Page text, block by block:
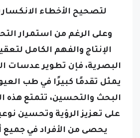
وعلى الرغم من استمرار
الإنتاج والفهم الكامل
البصرية، فإن تطوير عدسات
يمثل تقدمًا كبيرًا في طب
البحث والتحسين، تتمتع هذه
على تعزيز الرؤية وتحسين
يحصى من الأفراد في جميع